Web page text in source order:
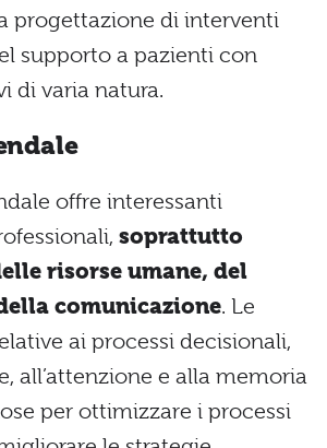
progettazione di interventi
supporto a pazienti con
di varia natura.
offre interessanti
soprattutto
risorse umane, del
comunicazione. Le
ai processi decisionali,
all’attenzione e alla memoria
per ottimizzare i processi